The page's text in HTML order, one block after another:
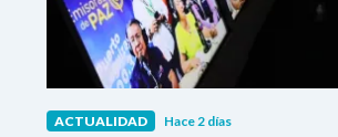
ACTUALIDAD Hace 2 días